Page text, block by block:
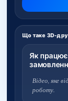
Що таке 3D-
Як
Відео, яке
роботу.